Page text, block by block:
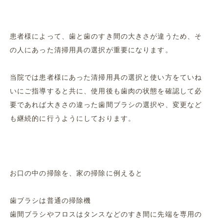
患者様によって、歯と歯のすき間の大きさが違うため、そ
の人にあった清掃用具の選択が重要になります。
当院では患者様にあった清掃用具の選択と使い方をていね
いにご指導すると共に、使用後も歯肉の状態を確認して必
要であれば大きさの違った歯間ブラシの選択や、変更など
も継続的に行うようにしております。
お口の中の掃除を、家の掃除に例えると
歯ブラシは普通の掃除機
歯間ブラシやフロスはタンスなどのすき間に先端を専用の